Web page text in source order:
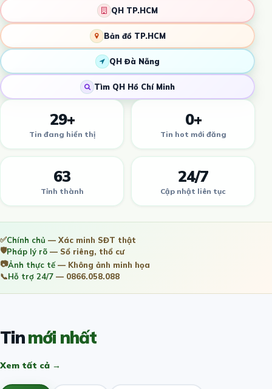
QH TP.HCM
Bản đồ TP.HCM
QH Đà Nẵng
Tìm QH Hồ Chí Minh
29+
Tin đang hiển thị
0+
Tin hot mới đăng
63
Tỉnh thành
24/7
Cập nhật liên tục
✅Chính chủ — Xác minh SĐT thật
🛡️Pháp lý rõ — Sổ riêng, thổ cư
📷Ảnh thực tế— Không ảnh minh họa
📞Hỗ trợ 24/7 — 0866.058.088
Tinmới nhất
Xem tất cả →